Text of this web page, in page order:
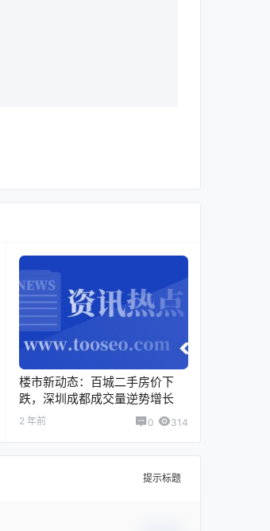
楼市新动态：百城二手房价下
跌，深圳成都成交量逆势增长
2 年前 0 314
提示标题